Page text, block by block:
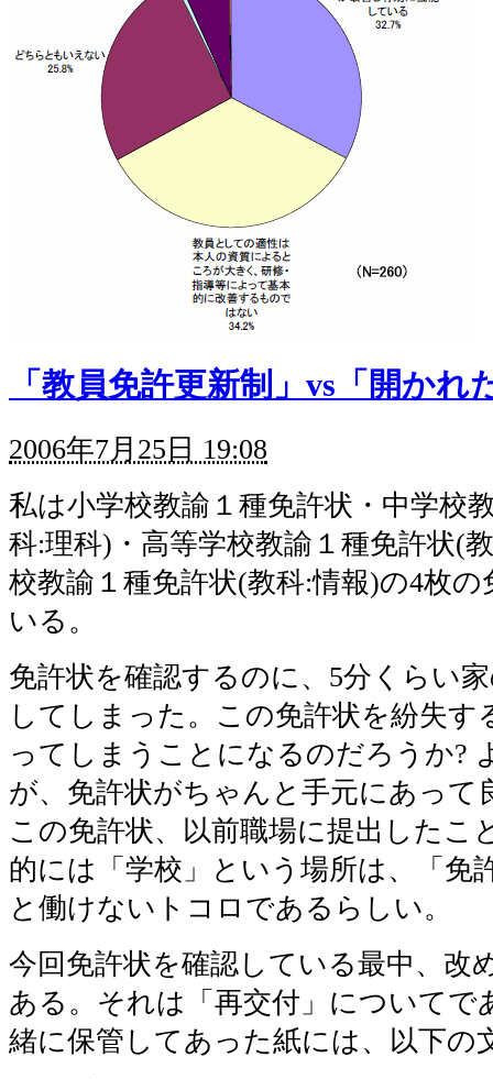
「教員免許更新制」vs「開かれ
2006年7月25日 19:08
私は小学校教諭１種免許状・中学校
科:理科)・高等学校教諭１種免許状(
校教諭１種免許状(教科:情報)の4枚
いる。
免許状を確認するのに、5分くらい
してしまった。この免許状を紛失す
ってしまうことになるのだろうか?
が、免許状がちゃんと手元にあって
この免許状、以前職場に提出したこ
的には「学校」という場所は、「免
と働けないトコロであるらしい。
今回免許状を確認している最中、改
ある。それは「再交付」についてで
緒に保管してあった紙には、以下の